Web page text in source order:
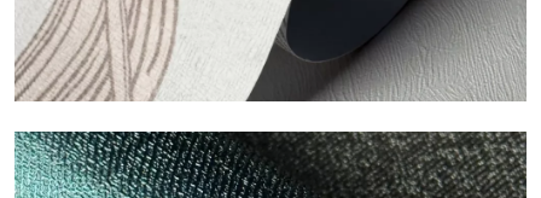
ECO